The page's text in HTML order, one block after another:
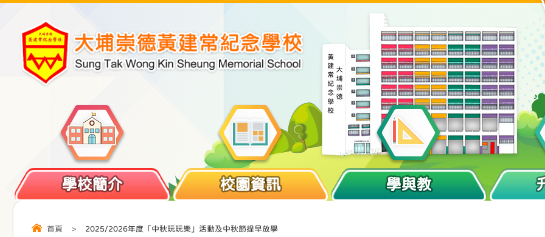
學校簡介 校園資訊 學與教
首頁 > 2025/2026年度「中秋玩玩樂」活動及中秋節提早放學